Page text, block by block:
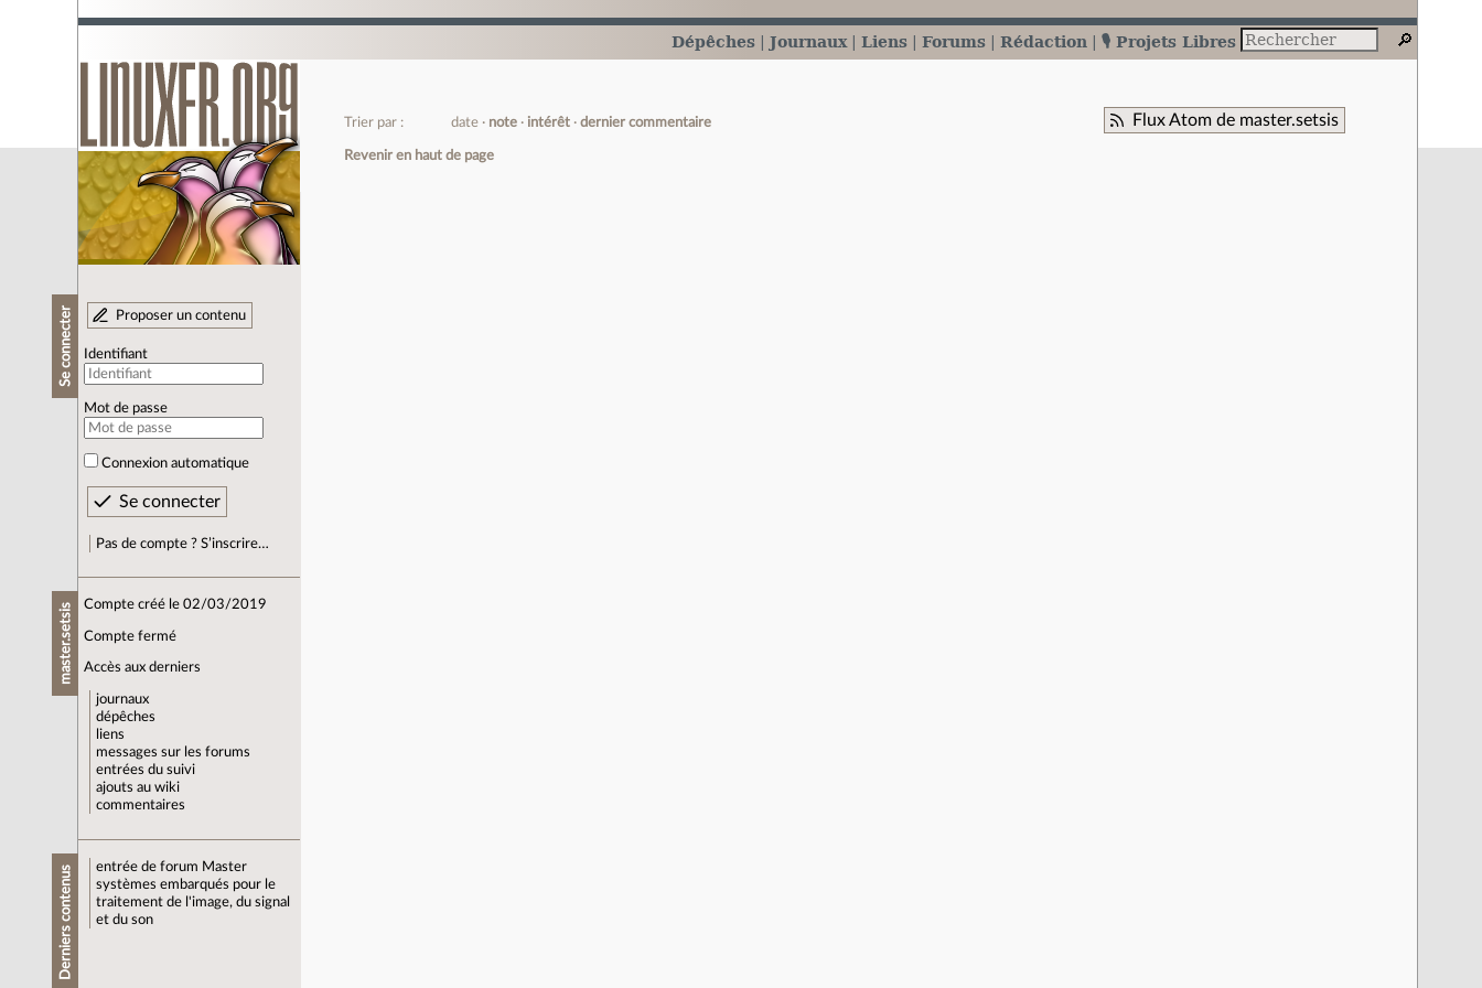
Dépêches Journaux Liens Forums Rédaction 🎙️ Projets Libres
Se connecter Proposer un contenu
Identifiant
Mot de passe
Connexion automatique
Pas de compte ? S’inscrire…
master.setsis Compte créé le 02/03/2019
Compte fermé
Accès aux derniers
journaux
dépêches
liens
messages sur les forums
entrées du suivi
ajouts au wiki
commentaires
Derniers contenus entrée de forum Master
systèmes embarqués pour le
traitement de l'image, du signal
et du son
Flux Atom de master.setsis
Trier par : date note intérêt dernier commentaire
Revenir en haut de page